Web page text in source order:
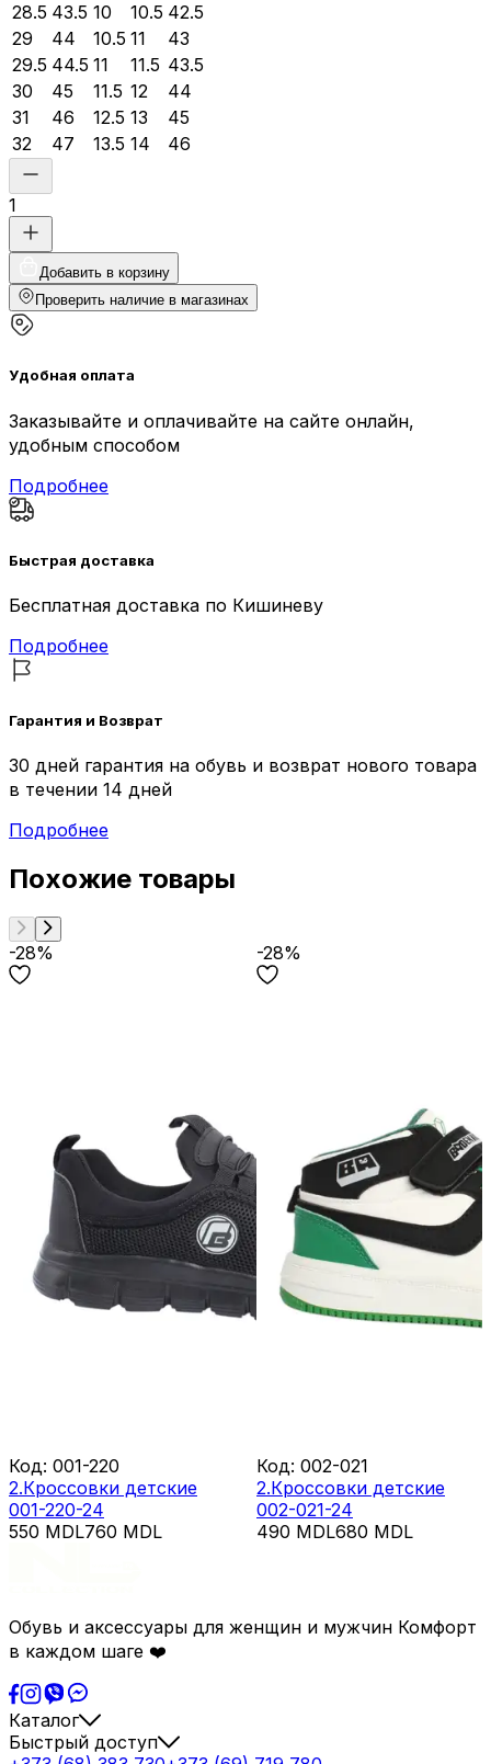
28.5 43.5 10 10.5 42.5
29
44 10.5 11
43
29.5 44.5 11 11.5 43.5
30
45 11.5 12
44
31
46 12.5 13
45
32
47 13.5 14 46
1
Добавить в корзину
Проверить наличие в магазинах
Удобная оплата
Заказывайте и оплачивайте на сайте онлайн,
удобным способом
Подробнее
Быстрая доставка
Бесплатная доставка по Кишиневу
Подробнее
Гарантия и Возврат
30 дней гарантия на обувь и возврат нового товара
в течении 14 дней
Подробнее
Похожие товары
-28%
Код: 001-220
2.Кроссовки детские
001-220-24
550 MDL760 MDL
-28%
Код: 002-021
2.Кроссовки детские
002-021-24
490 MDL680 MDL
Обувь и аксессуары для женщин и мужчин Комфорт
в каждом шаге ❤️
Каталог
Быстрый доступ